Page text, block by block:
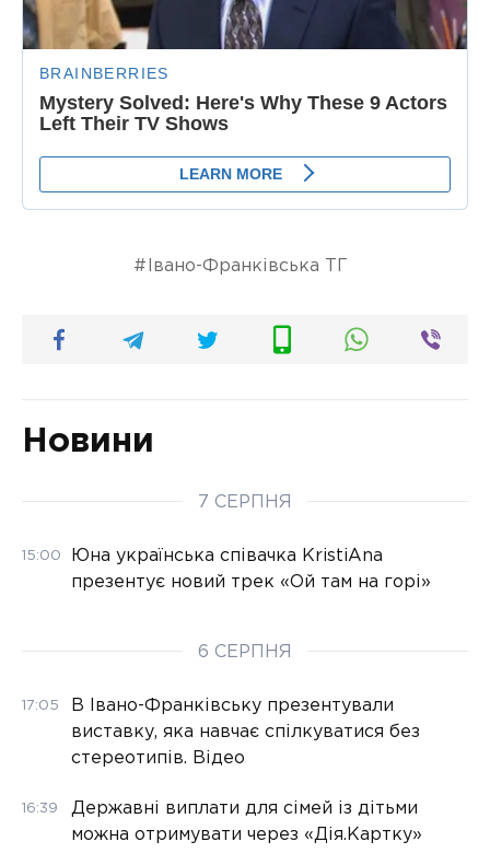
Івано-Франківська ТГ
Новини
7 СЕРПНЯ
15:00
Юна українська співачка KristiAna
презентує новий трек «Ой там на горі»
6 СЕРПНЯ
17:05
В Івано-Франківську презентували
виставку, яка навчає спілкуватися без
стереотипів. Відео
16:39
Державні виплати для сімей із дітьми
можна отримувати через «Дія.Картку»